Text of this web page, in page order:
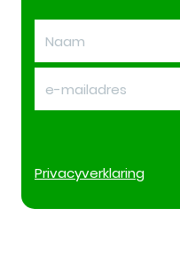
Privacyverklaring